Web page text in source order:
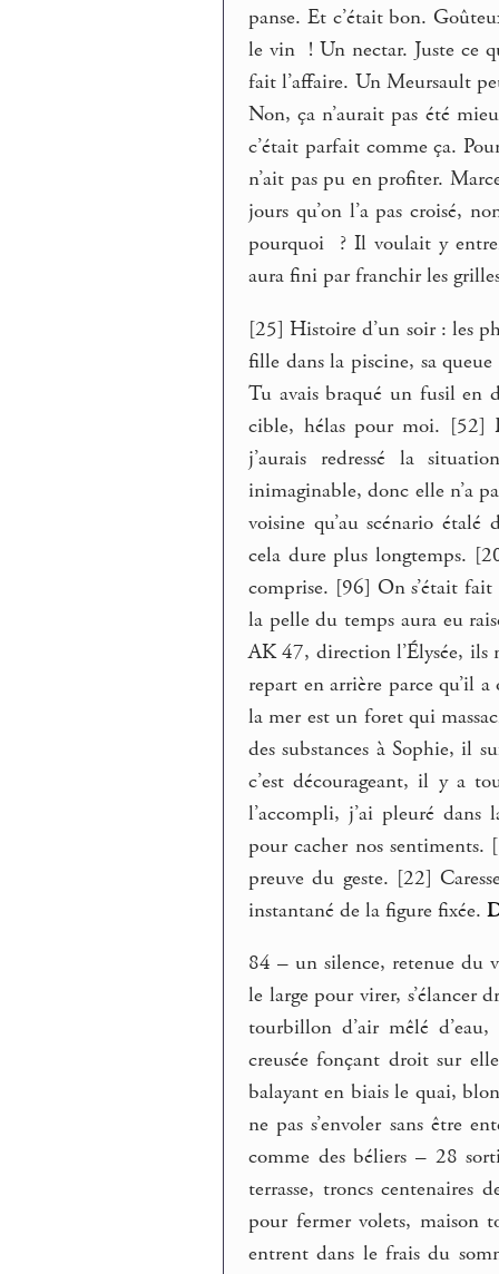
panse. Et c’était bon.
le vin ! Un nectar. Juste ce
fait l’affaire. Un Meursault
Non, ça n’aurait pas été
c’était parfait comme ça.
n’ait pas pu en profiter.
jours qu’on l’a pas croisé,
pourquoi ? Il voulait y
aura fini par franchir les
[25] Histoire d’un soir : les
fille dans la piscine, sa
Tu avais braqué un fusil en
cible, hélas pour moi. [52]
j’aurais redressé la
inimaginable, donc elle n’a
voisine qu’au scénario
cela dure plus longtemps.
comprise. [96] On s’était fait
la pelle du temps aura eu
AK 47, direction l’Élysée,
repart en arrière parce qu’il
la mer est un foret qui
des substances à Sophie, il
c’est décourageant, il y a
l’accompli, j’ai pleuré dans
pour cacher nos
preuve du geste. [22]
instantané de la figure fixée.
84 – un silence, retenue du
le large pour virer, s’élancer
tourbillon d’air mêlé
creusée fonçant droit sur
balayant en biais le quai,
ne pas s’envoler sans être
comme des béliers – 28
terrasse, troncs centenaires
pour fermer volets, maison
entrent dans le frais du